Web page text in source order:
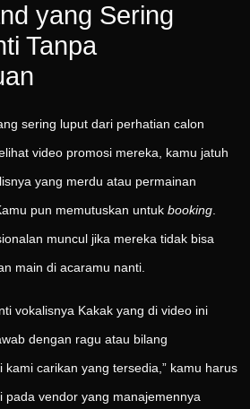
yang Sering
Tanpa
sering luput dari perhatian calon
video promosi mereka, kamu jatuh
yang merdu atau permainan
pun memutuskan untuk booking
muncul jika mereka tidak bisa
main di acaramu nanti.
vokalisnya Kakak yang di video ini
dengan ragu atau bilang
kami carikan yang tersedia,” kamu harus
pada vendor yang manajemennya